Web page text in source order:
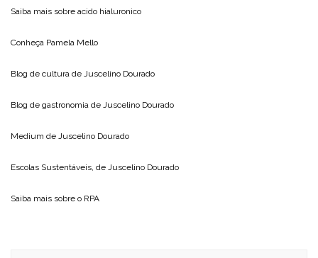
Saiba mais sobre acido hialuronico
Conheça Pamela Mello
Blog de cultura de Juscelino Dourado
Blog de gastronomia de Juscelino Dourado
Medium de Juscelino Dourado
Escolas Sustentáveis, de Juscelino Dourado
Saiba mais sobre o RPA